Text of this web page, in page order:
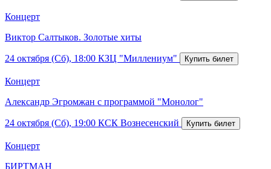
Концерт
Виктор Салтыков. Золотые хиты
24 октября (Сб), 18:00 КЗЦ "Миллениум"
Концерт
Александр Эгромжан с программой "Монолог"
24 октября (Сб), 19:00 КСК Вознесенский
Концерт
БИРТМАН